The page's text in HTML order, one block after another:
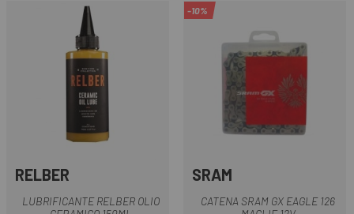
RELBER
LUBRIFICANTE RELBER OLIO
-10%
SRAM
CATENA SRAM GX EAGLE 126